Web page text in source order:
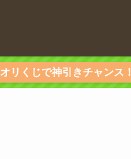
オリくじで神引きチャンス！